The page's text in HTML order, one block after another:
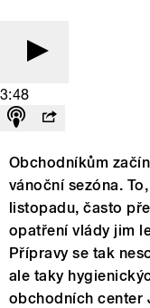
3:48
Obchodníkům
vánoční sezóna.
listopadu, často
opatření vlády jim
Přípravy se tak
ale taky
obchodních center